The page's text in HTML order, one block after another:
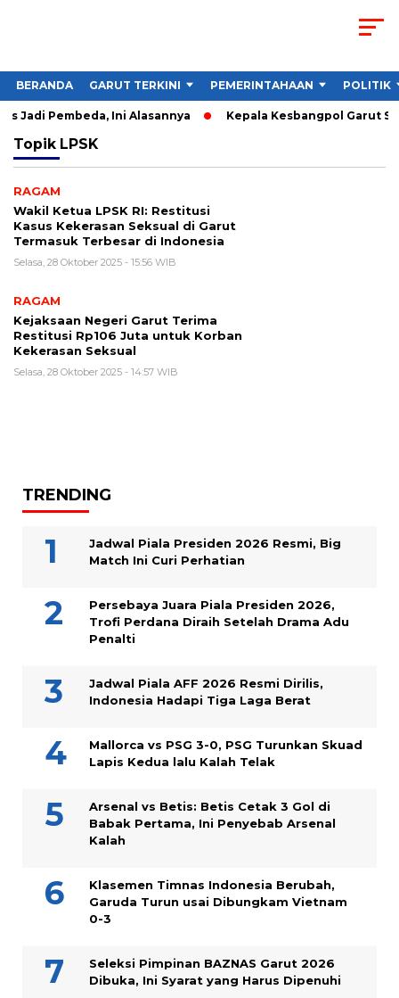
BERANDA GARUT TERKINI PEMERINTAHAAN POLITIK
Jadi Pembeda, Ini Alasannya Kepala Kesbangpol Garut
Topik LPSK
RAGAM
Wakil Ketua LPSK RI: Restitusi
Kasus Kekerasan Seksual di Garut
Termasuk Terbesar di Indonesia
Selasa, 28 Oktober 2025 - 15:56 WIB
RAGAM
Kejaksaan Negeri Garut Terima
Restitusi Rp106 Juta untuk Korban
Kekerasan Seksual
Selasa, 28 Oktober 2025 - 14:57 WIB
TRENDING
Jadwal Piala Presiden 2026 Resmi, Big
Match Ini Curi Perhatian
Persebaya Juara Piala Presiden 2026,
Trofi Perdana Diraih Setelah Drama Adu
Penalti
Jadwal Piala AFF 2026 Resmi Dirilis,
Indonesia Hadapi Tiga Laga Berat
Mallorca vs PSG 3-0, PSG Turunkan Skuad
Lapis Kedua lalu Kalah Telak
Arsenal vs Betis: Betis Cetak 3 Gol di
Babak Pertama, Ini Penyebab Arsenal
Kalah
Klasemen Timnas Indonesia Berubah,
Garuda Turun usai Dibungkam Vietnam
0-3
Seleksi Pimpinan BAZNAS Garut 2026
Dibuka, Ini Syarat yang Harus Dipenuhi